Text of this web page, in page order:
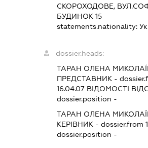
СКОРОХОДОВЕ,
БУДИНОК 15
statements.nationality:
dossier.heads:
ТАРАН ОЛЕНА
ПРЕДСТАВНИК-
16.04.07ВІДОМОСТІ
dossier.position -
ТАРАН ОЛЕНА
КЕРІВНИК- dossier.from
dossier.position -